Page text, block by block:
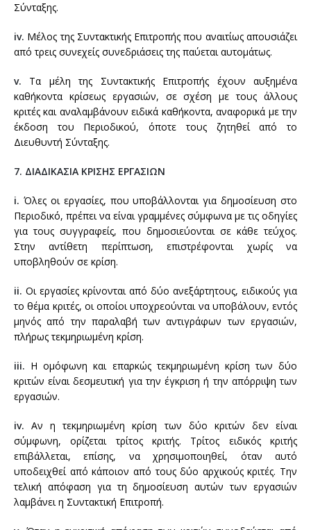
Σύνταξης.
iv. Μέλος της Συντακτικής Επιτροπής που αναιτίως απουσιάζει
από τρεις συνεχείς συνεδριάσεις της παύεται αυτομάτως.
v. Τα μέλη της Συντακτικής Επιτροπής έχουν αυξημένα
καθήκοντα κρίσεως εργασιών, σε σχέση με τους άλλους
κριτές και αναλαμβάνουν ειδικά καθήκοντα, αναφορικά με την
έκδοση του Περιοδικού, όποτε τους ζητηθεί από το
Διευθυντή Σύνταξης.
7. ΔΙΑΔΙΚΑΣΙΑ ΚΡΙΣΗΣ ΕΡΓΑΣΙΩΝ
i. Όλες οι εργασίες, που υποβάλλονται για δημοσίευση στο
Περιοδικό, πρέπει να είναι γραμμένες σύμφωνα με τις οδηγίες
για τους συγγραφείς, που δημοσιεύονται σε κάθε τεύχος.
Στην αντίθετη περίπτωση, επιστρέφονται χωρίς να
υποβληθούν σε κρίση.
ii. Οι εργασίες κρίνονται από δύο ανεξάρτητους, ειδικούς για
το θέμα κριτές, οι οποίοι υποχρεούνται να υποβάλουν, εντός
μηνός από την παραλαβή των αντιγράφων των εργασιών,
πλήρως τεκμηριωμένη κρίση.
iii. Η ομόφωνη και επαρκώς τεκμηριωμένη κρίση των δύο
κριτών είναι δεσμευτική για την έγκριση ή την απόρριψη των
εργασιών.
iv. Αν η τεκμηριωμένη κρίση των δύο κριτών δεν είναι
σύμφωνη, ορίζεται τρίτος κριτής. Τρίτος ειδικός κριτής
επιβάλλεται, επίσης, να χρησιμοποιηθεί, όταν αυτό
υποδειχθεί από κάποιον από τους δύο αρχικούς κριτές. Την
τελική απόφαση για τη δημοσίευση αυτών των εργασιών
λαμβάνει η Συντακτική Επιτροπή.